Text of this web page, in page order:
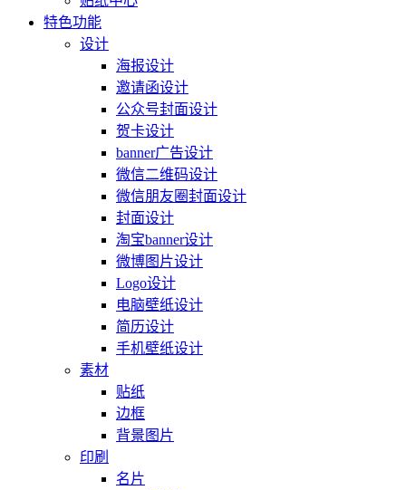
特色功能
设计
海报设计
邀请函设计
公众号封面设计
贺卡设计
banner广告设计
微信二维码设计
微信朋友圈封面设计
封面设计
淘宝banner设计
微博图片设计
Logo设计
电脑壁纸设计
简历设计
手机壁纸设计
素材
贴纸
边框
背景图片
印刷
名片